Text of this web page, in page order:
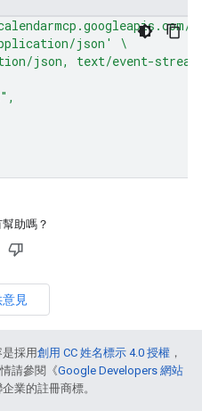
json'
\
json, text/event-
助嗎？
見
採用創用 CC 姓名標示 4.0 授權 ，
請參閱《Google Developers 網站
業的註冊商標。